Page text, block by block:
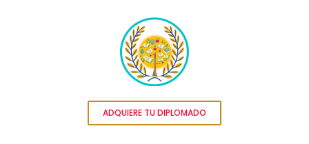
ADQUIERE TU DIPLOMADO